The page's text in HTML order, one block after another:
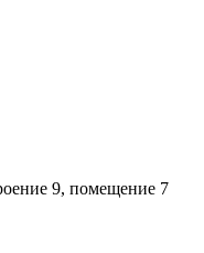
9, помещение 7